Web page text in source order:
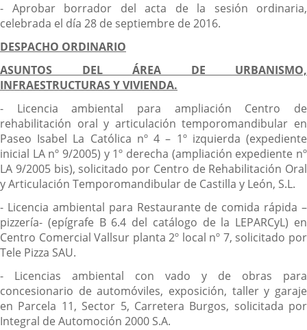
- Aprobar borrador del acta de la sesión ordinaria,
celebrada el día 28 de septiembre de 2016.
DESPACHO ORDINARIO
ASUNTOS DEL ÁREA DE URBANISMO,
INFRAESTRUCTURAS Y VIVIENDA.
- Licencia ambiental para ampliación Centro de
rehabilitación oral y articulación temporomandibular en
Paseo Isabel La Católica nº 4 – 1º izquierda (expediente
inicial LA nº 9/2005) y 1º derecha (ampliación expediente nº
LA 9/2005 bis), solicitado por Centro de Rehabilitación Oral
y Articulación Temporomandibular de Castilla y León, S.L.
- Licencia ambiental para Restaurante de comida rápida –
pizzería- (epígrafe B 6.4 del catálogo de la LEPARCyL) en
Centro Comercial Vallsur planta 2º local nº 7, solicitado por
Tele Pizza SAU.
- Licencias ambiental con vado y de obras para
concesionario de automóviles, exposición, taller y garaje
en Parcela 11, Sector 5, Carretera Burgos, solicitada por
Integral de Automoción 2000 S.A.